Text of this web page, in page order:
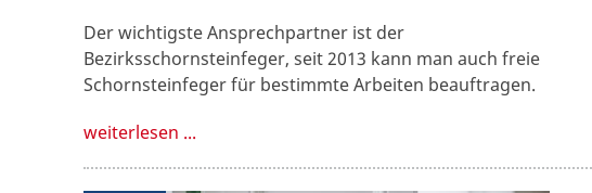
Der wichtigste Ansprechpartner ist der
Bezirksschornsteinfeger, seit 2013 kann man auch freie
Schornsteinfeger für bestimmte Arbeiten beauftragen.
weiterlesen ...